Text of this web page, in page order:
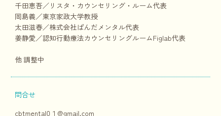
千田恵吾／リスタ・カウンセリング・ルーム代表
岡島義／東京家政大学教授
太田滋春／株式会社ぱんだメンタル代表
姜静愛／認知行動療法カウンセリングルームFiglab代表
他 調整中
問合せ
cbtmental0１@gmail.com